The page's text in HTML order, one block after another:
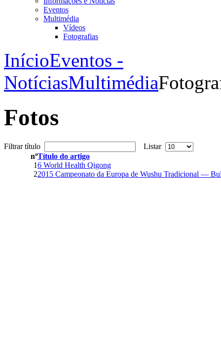
Eventos
Multimédia
Vídeos
Fotografias
InícioEventos -
NotíciasMultimédia
Fotos
Filtrar título
Listar
nºTítulo do artigo
16 World Health Qigong
22015 Campeonato da Europa de Wushu Tradicional —